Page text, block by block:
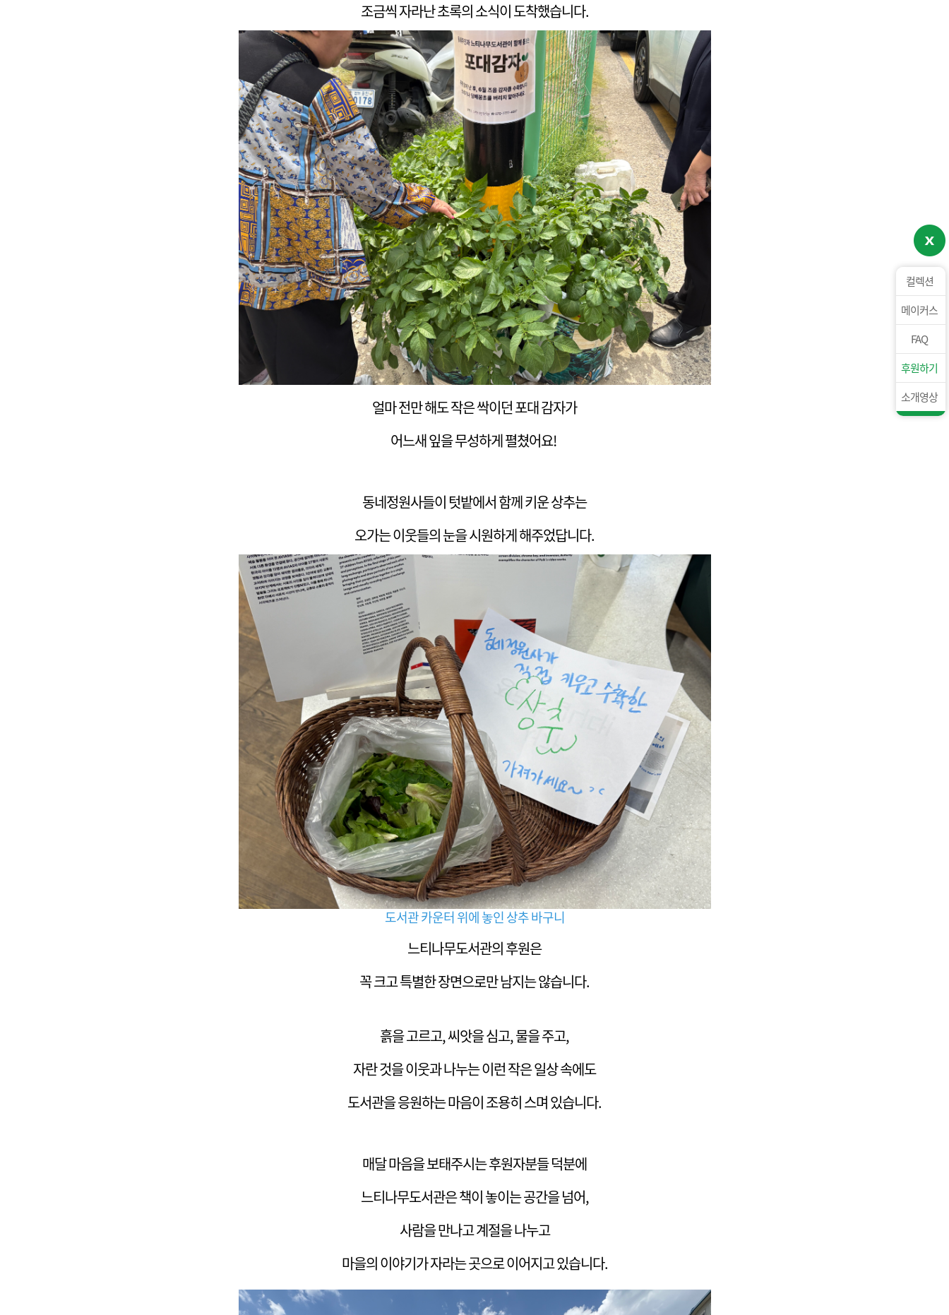
조금씩 자라난 초록의 소식이 도착했습니다.
얼마 전만 해도 작은 싹이던 포대 감자가
어느새 잎을 무성하게 펼쳤어요!
동네정원사들이 텃밭에서 함께 키운 상추는
오가는 이웃들의 눈을 시원하게 해주었답니다.
도서관 카운터 위에 놓인 상추 바구니
느티나무도서관의 후원은
꼭 크고 특별한 장면으로만 남지는 않습니다.
흙을 고르고, 씨앗을 심고, 물을 주고,
자란 것을 이웃과 나누는 이런 작은 일상 속에도
도서관을 응원하는 마음이 조용히 스며 있습니다.
매달 마음을 보태주시는 후원자분들 덕분에
느티나무도서관은 책이 놓이는 공간을 넘어,
사람을 만나고 계절을 나누고
마을의 이야기가 자라는 곳으로 이어지고 있습니다.
컬렉션
메이커스
FAQ
후원하기
소개영상